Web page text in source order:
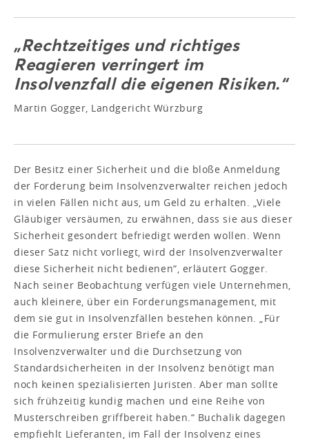
„Rechtzeitiges und richtiges
Reagieren verringert im
Insolvenzfall die eigenen Risiken.“
Martin Gogger, Landgericht Würzburg
Der Besitz einer Sicherheit und die bloße Anmeldung
der Forderung beim Insolvenzverwalter reichen jedoch
in vielen Fällen nicht aus, um Geld zu erhalten. „Viele
Gläubiger versäumen, zu erwähnen, dass sie aus dieser
Sicherheit gesondert befriedigt werden wollen. Wenn
dieser Satz nicht vorliegt, wird der Insolvenzverwalter
diese Sicherheit nicht bedienen“, erläutert Gogger.
Nach seiner Beobachtung verfügen viele Unternehmen,
auch kleinere, über ein Forderungsmanagement, mit
dem sie gut in Insolvenzfällen bestehen können. „Für
die Formulierung erster Briefe an den
Insolvenzverwalter und die Durchsetzung von
Standardsicherheiten in der Insolvenz benötigt man
noch keinen spezialisierten Juristen. Aber man sollte
sich frühzeitig kundig machen und eine Reihe von
Musterschreiben griffbereit haben.“ Buchalik dagegen
empfiehlt Lieferanten, im Fall der Insolvenz eines